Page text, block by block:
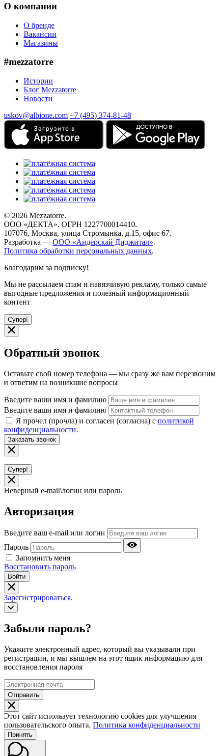
О компании
О бренде
Вакансии
Магазины
#mezzatorre
Истории
Блог Mezzatorre
Новости
uskov@albione.com +7 (495) 374-81-48
© 2026 Mezzatorre.
ООО «ДЕКТА». ОГРН 1227700014410.
107076, Москва, улица Стромынка, д.15, офис 67.
Разработка — ООО «Андерскай Диджитал».
Политика обработки персональных данных.
Благодарим за подписку!
Мы не рассылаем спам и навязчивую рекламу, только самые
выгодные предложения и полезный информационный
контент
Супер!
Обратный звонок
Оставьте свой номер телефона — мы сразу же вам перезвоним
и ответим на возникшие вопросы
Введите ваши имя и фамилию
Введите ваши имя и фамилию
Я прочел (прочла) и согласен (согласна) с политикой
конфиденциальности.
Заказать звонок
Супер!
Неверный e-mail\логин или пароль
Авторизация
Введите ваш e-mail или логин
Пароль
Запомнить меня
Восстановить пароль
Войти
Зарегистрироваться.
Забыли пароль?
Укажите электронный адрес, который вы указывали при
регистрации, и мы вышлем на этот ящик информацию для
восстановления пароля
Отправить
Этот сайт использует технологию cookies для улучшения
пользовательского опыта. Политика конфиденциальности
Принять